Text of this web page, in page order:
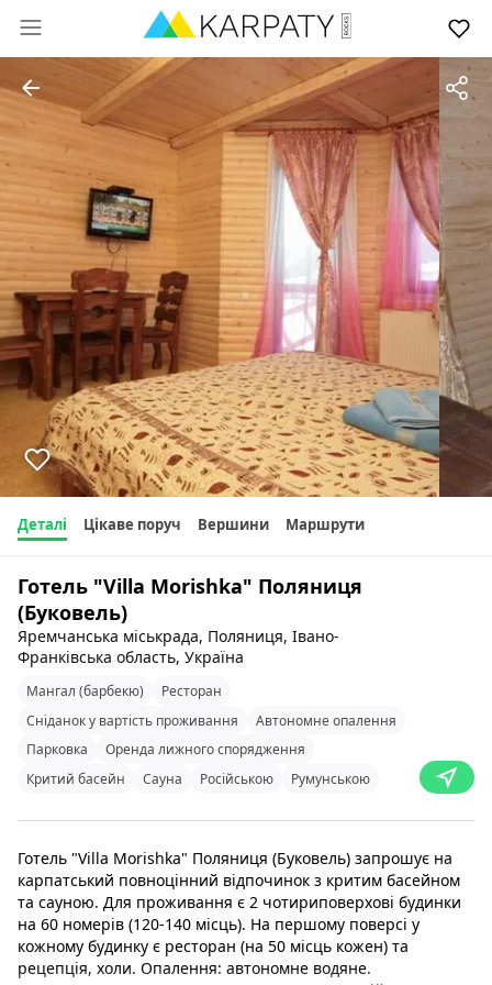
Деталі Цікаве поруч Вершини Маршрути
Готель "Villa Morishka" Поляниця
(Буковель)
Яремчанська міськрада, Поляниця, Івано-
Франківська область, Україна
Мангал (барбекю)
Ресторан
Сніданок у вартість проживання
Автономне опалення
Парковка
Оренда лижного спорядження
Критий басейн
Сауна Російською Румунською
Готель "Villa Morishka" Поляниця (Буковель) запрошує на
карпатський повноцінний відпочинок з критим басейном
та сауною. Для проживання є 2 чотириповерхові будинки
на 60 номерів (120-140 місць). На першому поверсі у
кожному будинку є ресторан (на 50 місць кожен) та
рецепція, холи. Опалення: автономне водяне.